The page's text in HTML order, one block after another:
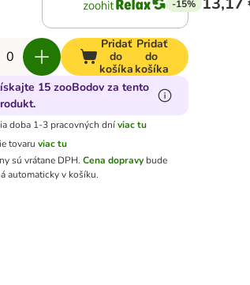
-15%
Pridať
do
košíka
Pridať
do
košíka
15 zooBodov za tento
doba 1-3 pracovných dní viac tu
tovaru viac tu
sú vrátane DPH. Cena dopravybude
automaticky v košíku.